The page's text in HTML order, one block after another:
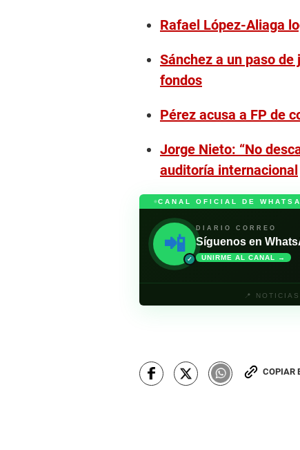
9
0
Rafael López-Aliaga
Sánchez a un paso
fondos
Pérez acusa a FP de
Jorge Nieto: “No
auditoría internacional
CANAL OFICIAL DE
📲
✓
DIARIO CORREO
Síguenos en
UNIRME AL CANAL →
📍
COPIAR